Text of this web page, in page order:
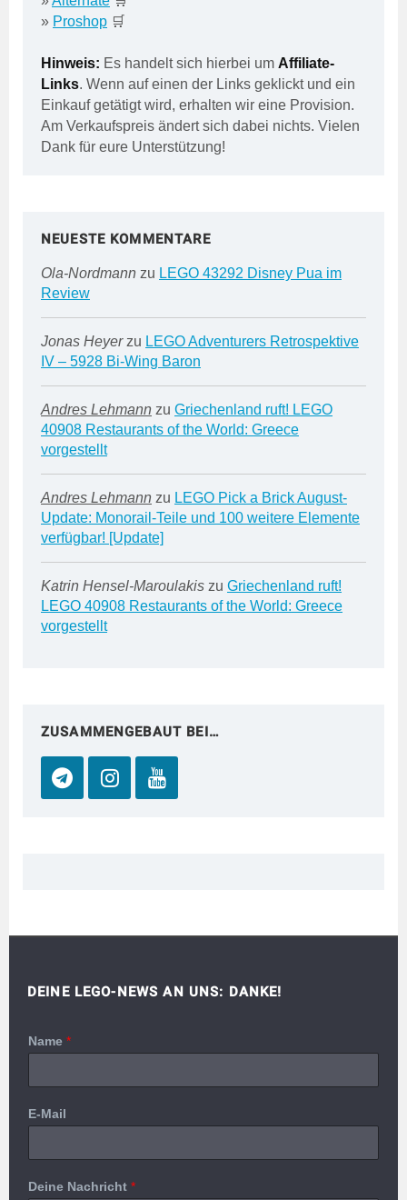
» Proshop 🛒
Hinweis: Es handelt sich hierbei um Affiliate-
Links. Wenn auf einen der Links geklickt und ein
Einkauf getätigt wird, erhalten wir eine Provision.
Am Verkaufspreis ändert sich dabei nichts. Vielen
Dank für eure Unterstützung!
NEUESTE KOMMENTARE
Ola-Nordmann zu LEGO 43292 Disney Pua im
Review
Jonas Heyerzu LEGO Adventurers Retrospektive
IV – 5928 Bi-Wing Baron
Andres Lehmann zu Griechenland ruft! LEGO
40908 Restaurants of the World: Greece
vorgestellt
Andres Lehmann zu LEGO Pick a Brick August-
Update: Monorail-Teile und 100 weitere Elemente
verfügbar! [Update]
Katrin Hensel-Maroulakis zu Griechenland ruft!
LEGO 40908 Restaurants of the World: Greece
vorgestellt
ZUSAMMENGEBAUT BEI…
DEINE LEGO-NEWS AN UNS: DANKE!
Name *
E-Mail
Deine Nachricht *